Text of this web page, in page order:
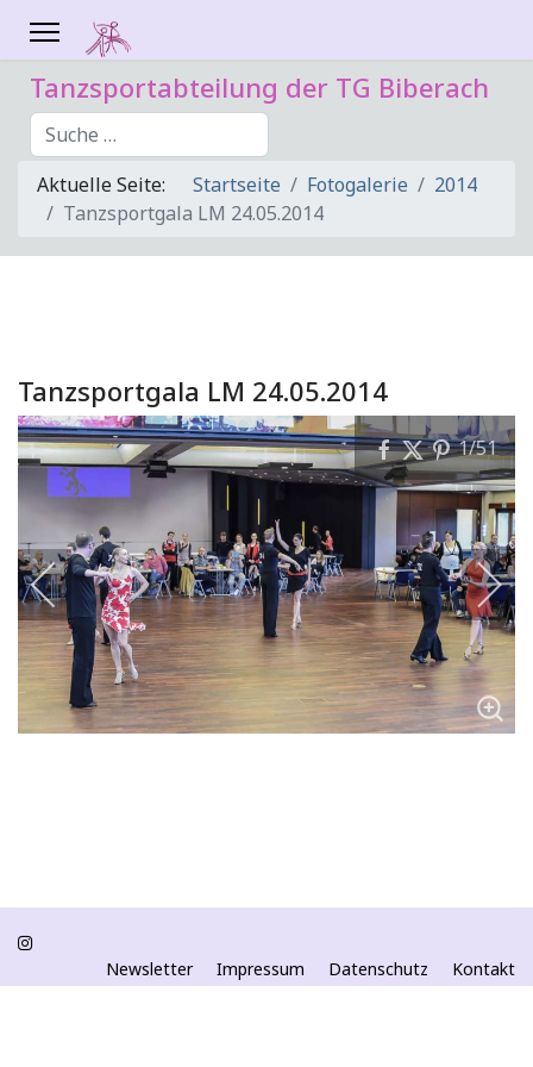
Tanzsportabteilung der TG Biberach
Suchen
Aktuelle Seite: Startseite Fotogalerie
2014
Tanzsportgala LM 24.05.2014
Tanzsportgala LM 24.05.2014
1/51
Newsletter Impressum Datenschutz Kontakt